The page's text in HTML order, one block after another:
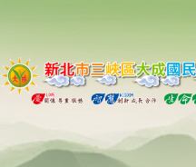
主
要
區